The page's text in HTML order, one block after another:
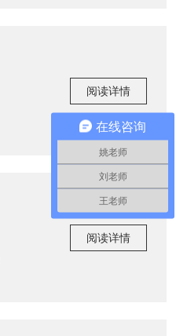
阅读详情
阅读详情
在线咨询
姚老师
刘老师
王老师